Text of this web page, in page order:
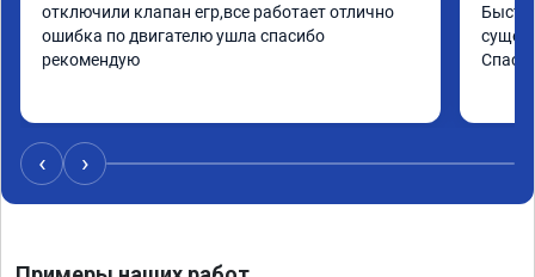
отключили клапан егр,все работает отлично
ошибка по двигателю ушла спасибо
рекомендую
‹ ›